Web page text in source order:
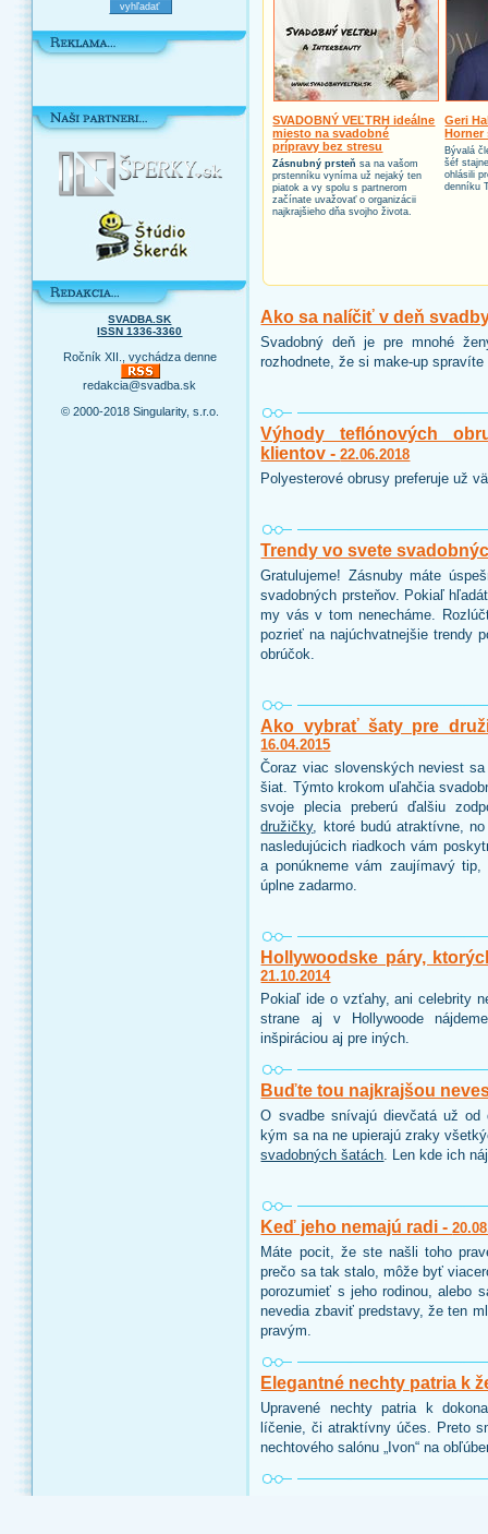
SVADBA.SK
ISSN 1336-3360
Ročník XII., vychádza denne
redakcia@svadba.sk
© 2000-2018 Singularity, s.r.o.
SVADOBNÝ VEĽTRH ideálne
miesto na svadobné
prípravy bez stresu
Zásnubný prsteň sa na vašom
prstenníku vyníma už nejaký ten
piatok a vy spolu s partnerom
začínate uvažovať o organizácii
najkrajšieho dňa svojho života.
Geri
Horner
Bývalá
šéf
ohlásili
denníku
Ako sa nalíčiť v deň
Svadobný deň je pre mnohé
rozhodnete, že si make-up
Výhody teflónových
klientov -22.06.2018
Polyesterové obrusy preferuje už
Trendy vo svete
Gratulujeme! Zásnuby máte
svadobných prsteňov. Pokiaľ
my vás v tom nenecháme.
pozrieť na najúchvatnejšie trendy
obrúčok.
Ako vybrať šaty pre
16.04.2015
Čoraz viac slovenských neviest
šiat. Týmto krokom uľahčia
svoje plecia preberú ďalšiu
družičky, ktoré budú atraktívne,
nasledujúcich riadkoch vám
a ponúkneme vám zaujímavý
úplne zadarmo.
Hollywoodske páry,
21.10.2014
Pokiaľ ide o vzťahy, ani celebrity
strane aj v Hollywoode
inšpiráciou aj pre iných.
Buďte tou najkrajšou
O svadbe snívajú dievčatá už
kým sa na ne upierajú zraky
svadobných šatách. Len kde ich
Keď jeho nemajú radi -
Máte pocit, že ste našli toho
prečo sa tak stalo, môže byť
porozumieť s jeho rodinou, alebo
nevedia zbaviť predstavy, že ten
pravým.
Elegantné nechty patria k
Upravené nechty patria k
líčenie, či atraktívny účes. Preto
nechtového salónu „Ivon“ na